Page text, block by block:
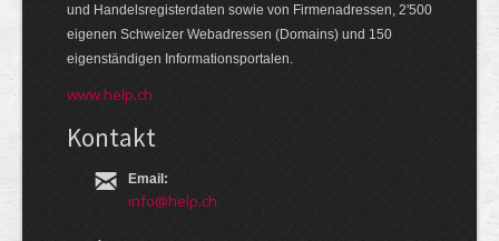
und Handels­register­daten so­wie von Firmen­adressen, 2'500
eige­nen Schweizer Web­adressen (Domains) und 150
eigen­ständigen Infor­mations­por­talen.
www.help.ch
Kontakt
Email:
info@help.ch